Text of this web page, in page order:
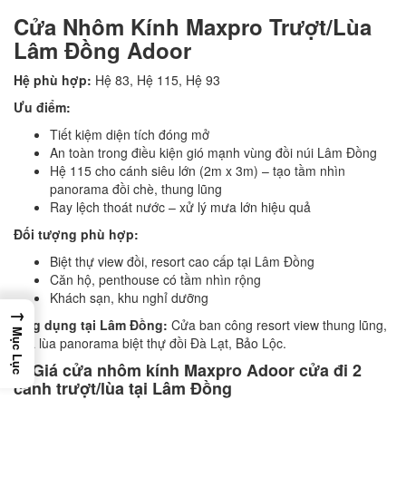
Cửa Nhôm Kính Maxpro Trượt/Lùa
Lâm Đồng Adoor
Hệ phù hợp: Hệ 83, Hệ 115, Hệ 93
Ưu điểm:
Tiết kiệm diện tích đóng mở
An toàn trong điều kiện gió mạnh vùng đồi núi Lâm Đồng
Hệ 115 cho cánh siêu lớn (2m x 3m) – tạo tầm nhìn
panorama đồi chè, thung lũng
Ray lệch thoát nước – xử lý mưa lớn hiệu quả
Đối tượng phù hợp:
Biệt thự view đồi, resort cao cấp tại Lâm Đồng
Căn hộ, penthouse có tầm nhìn rộng
Khách sạn, khu nghỉ dưỡng
Ứng dụng tại Lâm Đồng: Cửa ban công resort view thung lũng,
cửa lùa panorama biệt thự đồi Đà Lạt, Bảo Lộc.
1. Giá cửa nhôm kính Maxpro Adoor cửa đi 2
cánh trượt/lùa tại Lâm Đồng
→
Mục Lục